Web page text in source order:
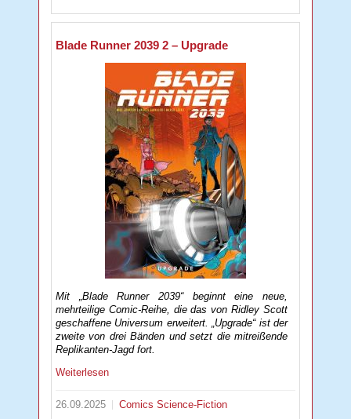
Blade Runner 2039 2 – Upgrade
Mit „Blade Runner 2039“ beginnt eine neue,
mehrteilige Comic-Reihe, die das von Ridley Scott
geschaffene Universum erweitert. „Upgrade“ ist der
zweite von drei Bänden und setzt die mitreißende
Replikanten-Jagd fort.
Weiterlesen
26.09.2025 ComicsScience-Fiction